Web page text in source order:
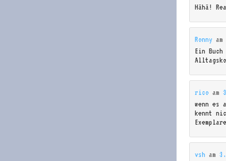
Hähä!
Ronny am
Ein
rico am
wenn es
kennt
vsh am